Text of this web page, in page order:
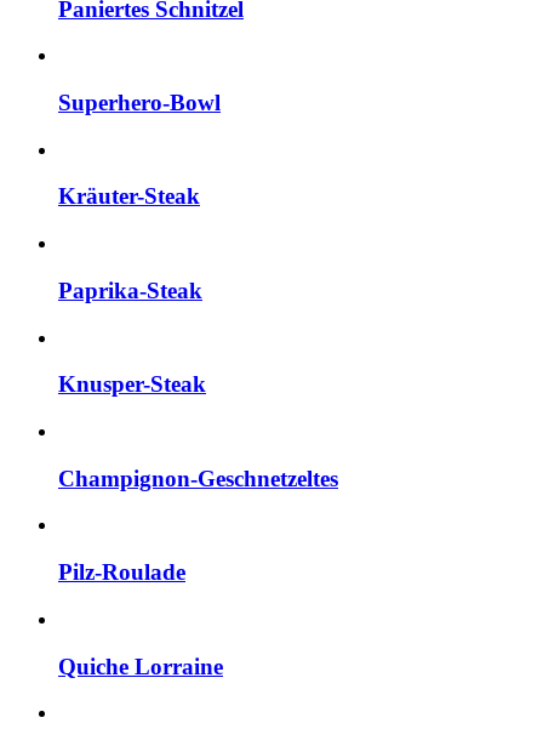
Paniertes Schnitzel
Superhero-Bowl
Kräuter-Steak
Paprika-Steak
Knusper-Steak
Champignon-Geschnetzeltes
Pilz-Roulade
Quiche Lorraine